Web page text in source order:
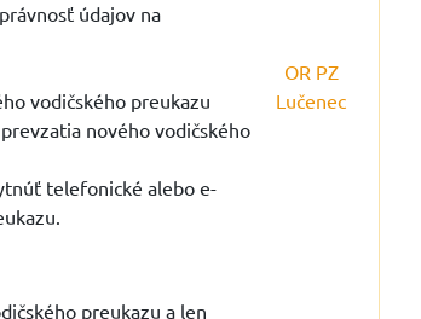
údajov na
vodičského preukazu
nového vodičského
telefonické alebo e-
preukazu a len
OR PZ
Lučenec